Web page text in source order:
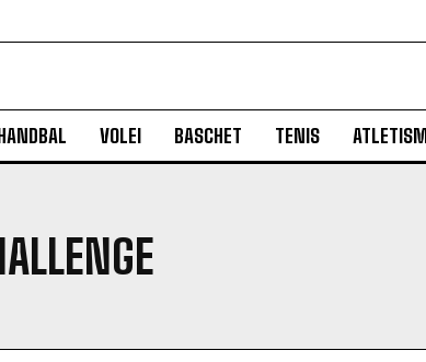
VOLEI BASCHET TENIS